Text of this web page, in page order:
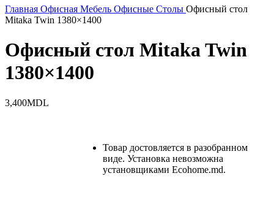
Главная Офисная Мебель Офисные Столы Офисный стол
Mitaka Twin 1380×1400
Офисный стол Mitaka Twin
1380×1400
3,400MDL
Товар достовляется в разобранном
виде. Установка невозможна
установщиками Ecohome.md.